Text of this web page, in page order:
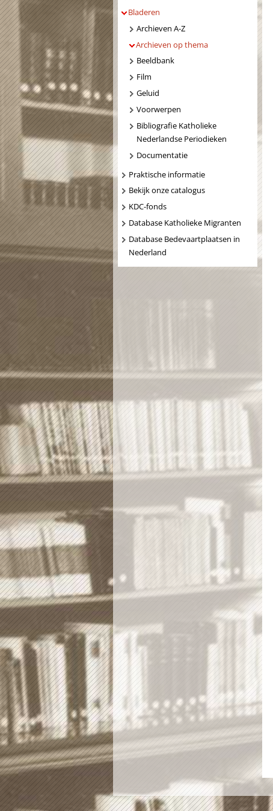
Bladeren
Archieven A-Z
Archieven op thema
Beeldbank
Film
Geluid
Voorwerpen
Bibliografie Katholieke
Nederlandse Periodieken
Documentatie
Praktische informatie
Bekijk onze catalogus
KDC-fonds
Database Katholieke Migranten
Database Bedevaartplaatsen in
Nederland